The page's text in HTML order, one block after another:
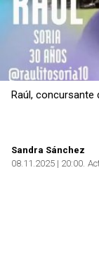
Raúl, concursante
Sandra Sánchez
08.11.2025 | 20:00